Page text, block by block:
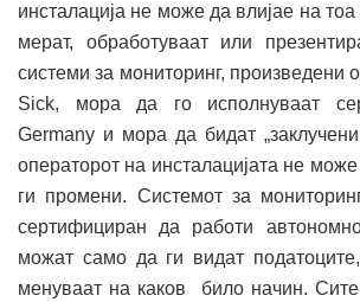
инсталација не може да влијае на
мерат, обработуваат или
системи за мониторинг, произведени
Sick, мора да го исполнуваат
Germany и мора да бидат
операторот на инсталацијата не
ги промени. Системот за
сертифициран да работи
можат само да ги видат
менуваат на каков било начин.